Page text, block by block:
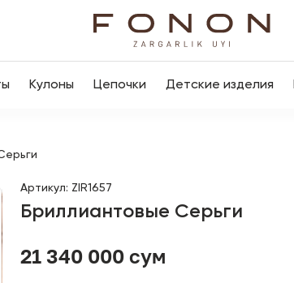
Кулоны Цепочки Детские изделия
Артикул: ZIR1657
Бриллиантовые Серьги
21 340 000 сум